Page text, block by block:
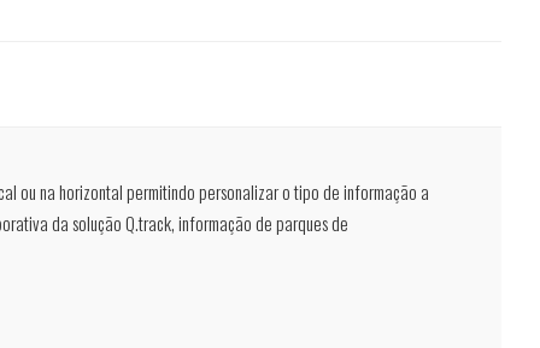
ou na horizontal permitindo personalizar o tipo de informação a
da solução Q.track, informação de parques de